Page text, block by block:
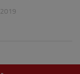
2019